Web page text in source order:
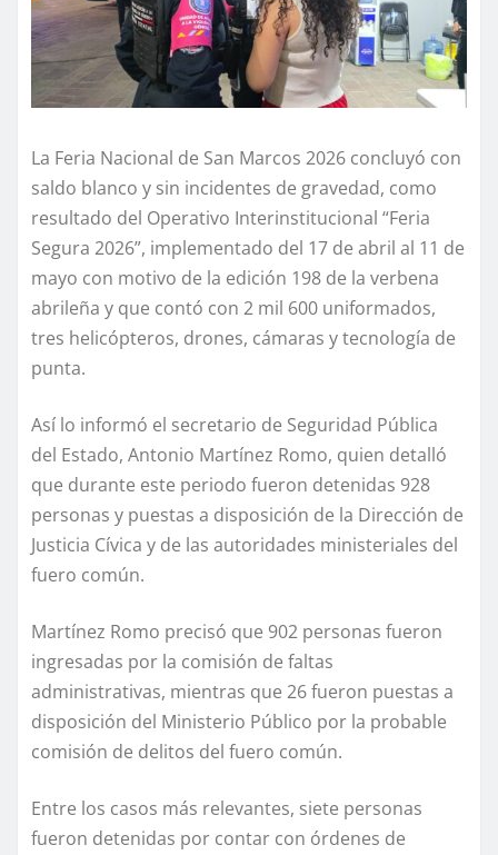
La Feria Nacional de San Marcos 2026 concluyó con
saldo blanco y sin incidentes de gravedad, como
resultado del Operativo Interinstitucional “Feria
Segura 2026”, implementado del 17 de abril al 11 de
mayo con motivo de la edición 198 de la verbena
abrileña y que contó con 2 mil 600 uniformados,
tres helicópteros, drones, cámaras y tecnología de
punta.
Así lo informó el secretario de Seguridad Pública
del Estado, Antonio Martínez Romo, quien detalló
que durante este periodo fueron detenidas 928
personas y puestas a disposición de la Dirección de
Justicia Cívica y de las autoridades ministeriales del
fuero común.
Martínez Romo precisó que 902 personas fueron
ingresadas por la comisión de faltas
administrativas, mientras que 26 fueron puestas a
disposición del Ministerio Público por la probable
comisión de delitos del fuero común.
Entre los casos más relevantes, siete personas
fueron detenidas por contar con órdenes de